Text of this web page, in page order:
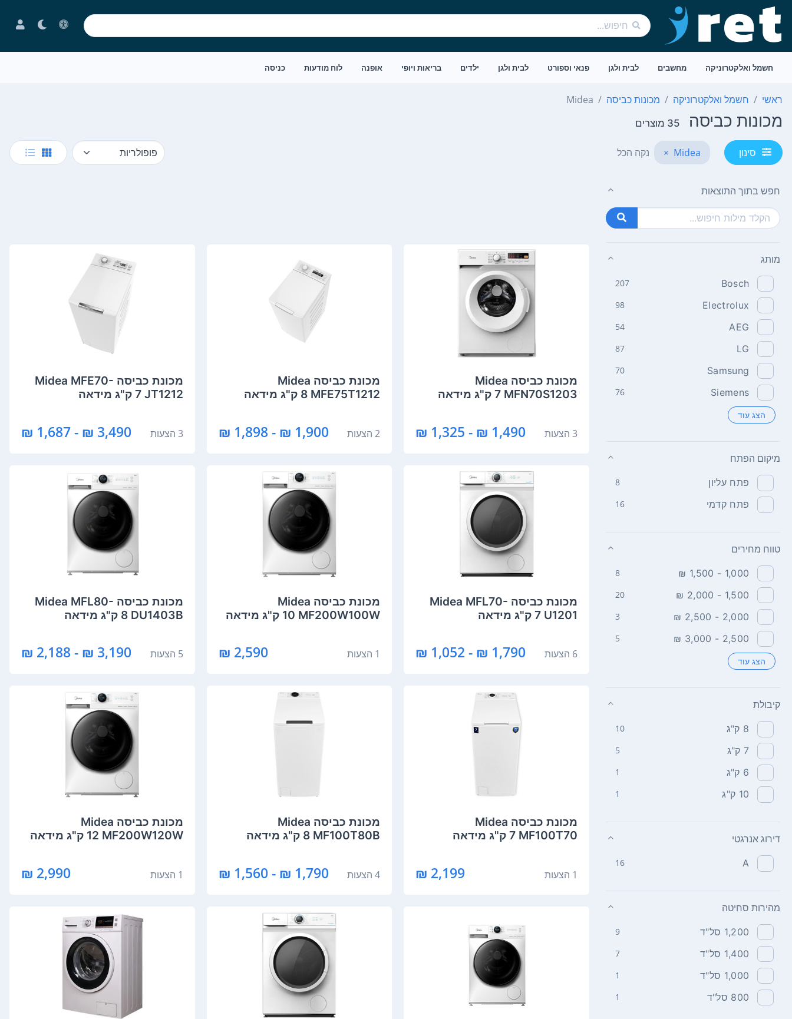
חשמל ואלקטרוניקה מחשבים לבית ולגן פנאי וספורט לבית ולגן ילדים בריאות ויופי אופנה לוח מודעות כניסה
ראשי חשמל ואלקטרוניקה מכונות כביסה Midea
מכונות כביסה 35 מוצרים
סינון Midea
× נקה הכל
חפש בתוך התוצאות
מותג
Bosch
207
Electrolux
98
AEG
54
LG
87
Samsung
70
Siemens
76
הצג עוד
מיקום הפתח
פתח עליון 8
פתח קדמי 16
טווח מחירים
1,000 - 1,500 ₪
8
1,500 - 2,000 ₪
20
2,000 - 2,500 ₪
3
2,500 - 3,000 ₪
5
הצג עוד
קיבולת
8‏ ק"ג 10
7‏ ק"ג 5
6‏ ק"ג 1
10‏ ק"ג 1
דירוג אנרגטי
A
16
מהירות סחיטה
1,200‏ סל"ד 9
1,400‏ סל"ד 7
1,000‏ סל"ד 1
800‏ סל"ד 1
מכונת כביסה Midea
MFN70S1203 ‏7 ‏ק"ג מידאה
3 הצעות 1,490 ₪ - 1,325 ₪
מכונת כביסה Midea
MFE75T1212 ‏8 ‏ק"ג מידאה
2 הצעות 1,900 ₪ - 1,898 ₪
מכונת כביסה Midea MFE70-
JT1212 ‏7 ‏ק"ג מידאה
3 הצעות 3,490 ₪ - 1,687 ₪
מכונת כביסה Midea MFL70-
U1201 ‏7 ‏ק"ג מידאה
6 הצעות 1,790 ₪ - 1,052 ₪
מכונת כביסה Midea
MF200W100W ‏10 ‏ק"ג מידאה
1 הצעות 2,590 ₪
מכונת כביסה Midea MFL80-
DU1403B ‏8 ‏ק"ג מידאה
5 הצעות 3,190 ₪ - 2,188 ₪
מכונת כביסה Midea
MF100T70 ‏7 ‏ק"ג מידאה
1 הצעות 2,199 ₪
מכונת כביסה Midea
MF100T80B ‏8 ‏ק"ג מידאה
4 הצעות 1,790 ₪ - 1,560 ₪
מכונת כביסה Midea
MF200W120W ‏12 ‏ק"ג מידאה
1 הצעות 2,990 ₪